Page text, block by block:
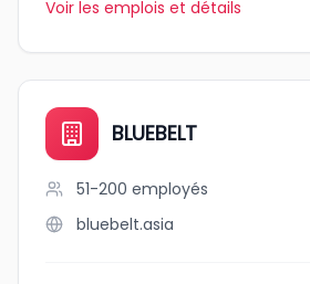
Voir les emplois et détails
BLUEBELT
51-200 employés
bluebelt.asia